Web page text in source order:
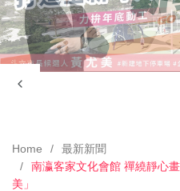
Home
最新新聞
南瀛客家文化會館 禪繞靜心
美」